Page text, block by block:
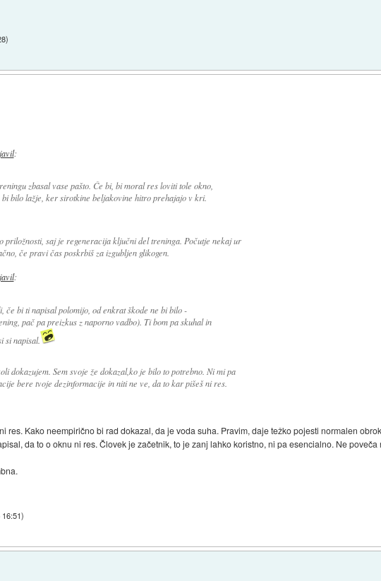
)
:
zbasal vase pašto. Če bi, bi moral res loviti tole okno,
bi bilo lažje, ker sirotkine beljakovine hitro prehajajo v kri.
priložnosti, saj je regeneracija ključni del treninga. Počutje nekaj ur
če pravi čas poskrbiš za izgubljen glikogen.
:
če bi ti napisal polomijo, od enkrat škode ne bi bilo -
pač pa preizkus z naporno vadbo). Ti bom pa skuhal in
si napisal.
dokazujem. Sem svoje že dokazal,ko je bilo to potrebno. Ni mi pa
bere tvoje dezinformacije in niti ne ve, da to kar pišeš ni res.
res. Kako neempirično bi rad dokazal, da je voda suha. Pravim, daje težko pojesti normalen
da to o oknu ni res. Človek je začetnik, to je zanj lahko koristno, ni pa esencialno. Ne
16:51)